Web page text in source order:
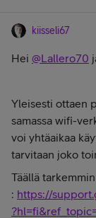
kiisseli67
Hei @Lallero70
Yleisesti ottaen
samassa wifi-
voi yhtäaikaa
tarvitaan joko
Täällä
: https://